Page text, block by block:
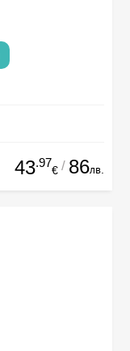
43.97
€ / 86лв.